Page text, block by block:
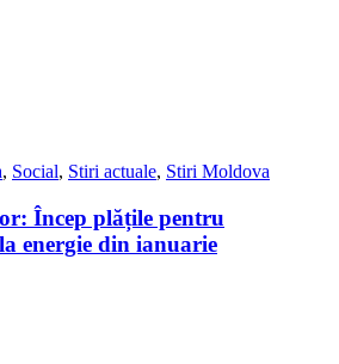
, Social, Stiri actuale, Stiri Moldova
Încep plățile pentru
energie din ianuarie